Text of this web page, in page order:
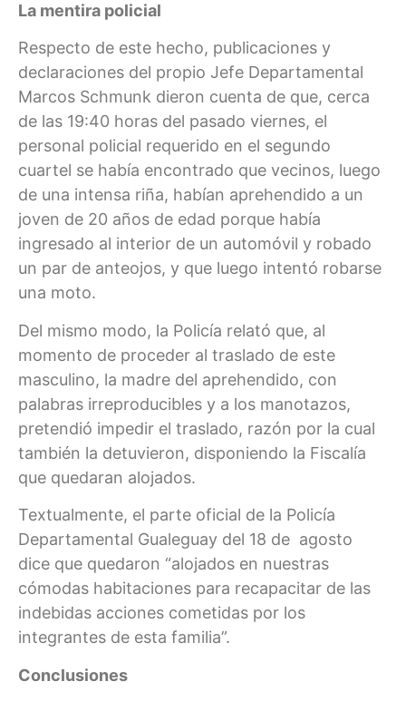
La mentira policial
Respecto de este hecho, publicaciones y
declaraciones del propio Jefe Departamental
Marcos Schmunk dieron cuenta de que, cerca
de las 19:40 horas del pasado viernes, el
personal policial requerido en el segundo
cuartel se había encontrado que vecinos, luego
de una intensa riña, habían aprehendido a un
joven de 20 años de edad porque había
ingresado al interior de un automóvil y robado
un par de anteojos, y que luego intentó robarse
una moto.
Del mismo modo, la Policía relató que, al
momento de proceder al traslado de este
masculino, la madre del aprehendido, con
palabras irreproducibles y a los manotazos,
pretendió impedir el traslado, razón por la cual
también la detuvieron, disponiendo la Fiscalía
que quedaran alojados.
Textualmente, el parte oficial de la Policía
Departamental Gualeguay del 18 de agosto
dice que quedaron “alojados en nuestras
cómodas habitaciones para recapacitar de las
indebidas acciones cometidas por los
integrantes de esta familia”.
Conclusiones